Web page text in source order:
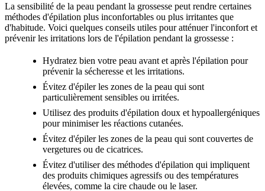
La sensibilité de la peau pendant la grossesse peut rendre certaines
méthodes d'épilation plus inconfortables ou plus irritantes que
d'habitude. Voici quelques conseils utiles pour atténuer l'inconfort et
prévenir les irritations lors de l'épilation pendant la grossesse :
Hydratez bien votre peau avant et après l'épilation pour
prévenir la sécheresse et les irritations.
Évitez d'épiler les zones de la peau qui sont
particulièrement sensibles ou irritées.
Utilisez des produits d'épilation doux et hypoallergéniques
pour minimiser les réactions cutanées.
Évitez d'épiler les zones de la peau qui sont couvertes de
vergetures ou de cicatrices.
Évitez d'utiliser des méthodes d'épilation qui impliquent
des produits chimiques agressifs ou des températures
élevées, comme la cire chaude ou le laser.